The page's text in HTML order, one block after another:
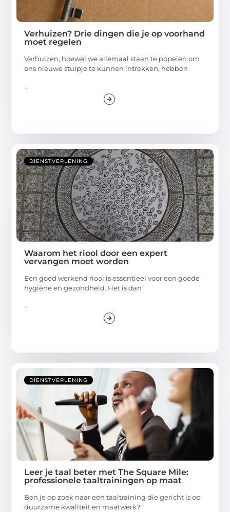
Verhuizen? Drie dingen die je op voorhand
moet regelen
Verhuizen, hoewel we allemaal staan te popelen om
ons nieuwe stulpje te kunnen intrekken, hebben
...
DIENSTVERLENING
Waarom het riool door een expert
vervangen moet worden
Een goed werkend riool is essentieel voor een goede
hygiëne en gezondheid. Het is dan
...
DIENSTVERLENING
Leer je taal beter met The Square Mile:
professionele taaltrainingen op maat
Ben je op zoek naar een taaltraining die gericht is op
duurzame kwaliteit en maatwerk?